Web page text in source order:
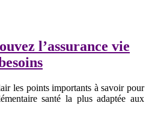
l’assurance vie
les points importants à savoir pour
santé la plus adaptée aux